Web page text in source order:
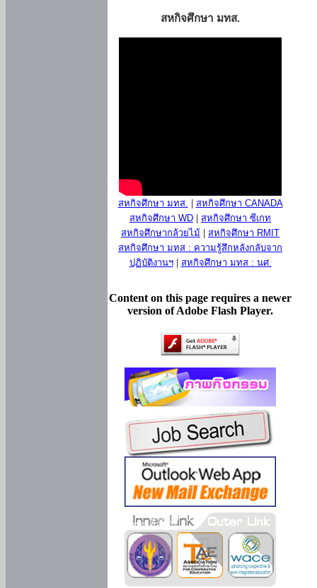
สหกิจศึกษา มทส.
สหกิจศึกษา มทส.
สหกิจศึกษา CANADA
สหกิจศึกษา WD
สหกิจศึกษา ซีเกท
สหกิจศึกษากล้วยไม้
สหกิจศึกษา RMIT
สหกิจศึกษา มทส : ความรู้สึกหลังกลับจาก
ปฏิบัติงานฯ| สหกิจศึกษา มทส : นศ.
Content on this page requires a newer
version of Adobe Flash Player.